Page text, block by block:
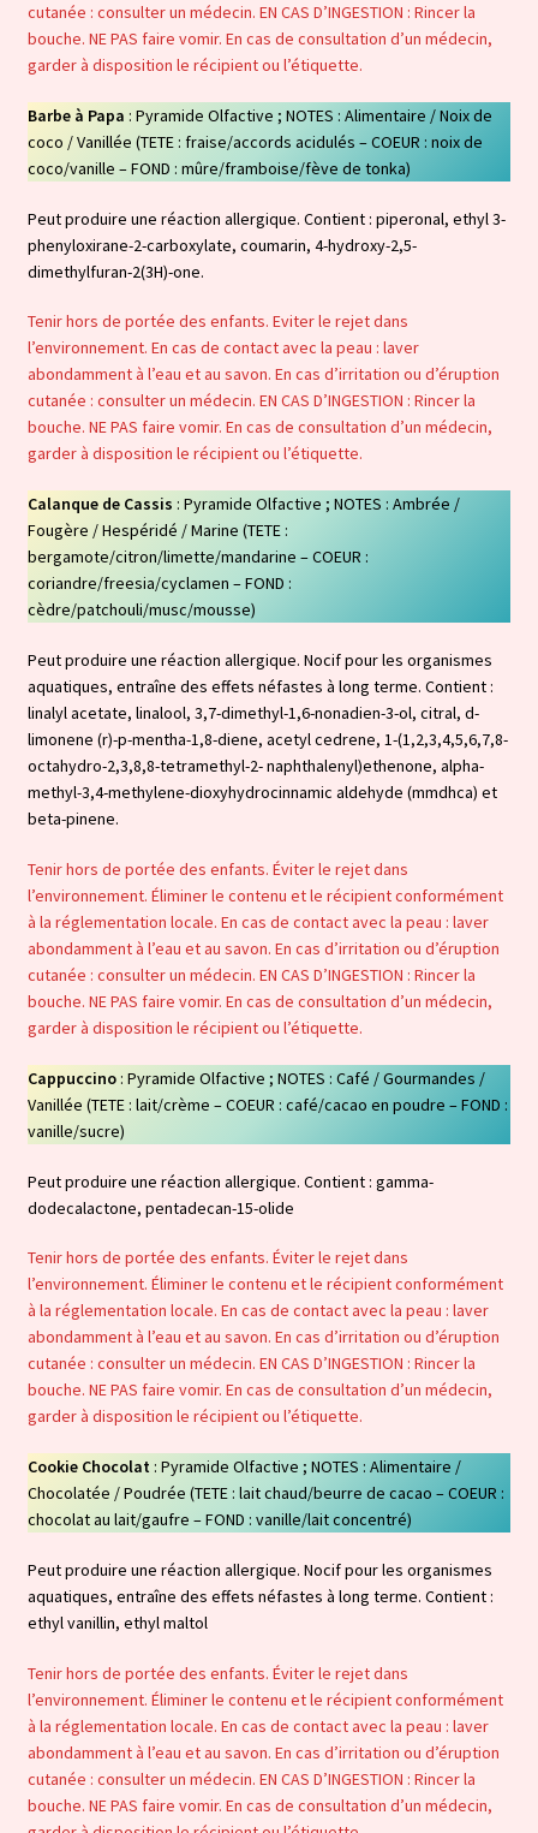
cutanée : consulter un médecin. EN CAS D’INGESTION : Rincer la
bouche. NE PAS faire vomir. En cas de consultation d’un médecin,
garder à disposition le récipient ou l’étiquette.
Barbe à Papa : Pyramide Olfactive ; NOTES : Alimentaire / Noix de
coco / Vanillée (TETE : fraise/accords acidulés – COEUR : noix de
coco/vanille – FOND : mûre/framboise/fève de tonka)
Peut produire une réaction allergique. Contient : piperonal, ethyl 3-
phenyloxirane-2-carboxylate, coumarin, 4-hydroxy-2,5-
dimethylfuran-2(3H)-one.
Tenir hors de portée des enfants. Eviter le rejet dans
l’environnement. En cas de contact avec la peau : laver
abondamment à l’eau et au savon. En cas d’irritation ou d’éruption
cutanée : consulter un médecin. EN CAS D’INGESTION : Rincer la
bouche. NE PAS faire vomir. En cas de consultation d’un médecin,
garder à disposition le récipient ou l’étiquette.
Calanque de Cassis : Pyramide Olfactive ; NOTES : Ambrée /
Fougère / Hespéridé / Marine (TETE :
bergamote/citron/limette/mandarine – COEUR :
coriandre/freesia/cyclamen – FOND :
cèdre/patchouli/musc/mousse)
Peut produire une réaction allergique. Nocif pour les organismes
aquatiques, entraîne des effets néfastes à long terme. Contient :
linalyl acetate, linalool, 3,7-dimethyl-1,6-nonadien-3-ol, citral, d-
limonene (r)-p-mentha-1,8-diene, acetyl cedrene, 1-(1,2,3,4,5,6,7,8-
octahydro-2,3,8,8-tetramethyl-2- naphthalenyl)ethenone, alpha-
methyl-3,4-methylene-dioxyhydrocinnamic aldehyde (mmdhca) et
beta-pinene.
Tenir hors de portée des enfants. Éviter le rejet dans
l’environnement. Éliminer le contenu et le récipient conformément
à la réglementation locale. En cas de contact avec la peau : laver
abondamment à l’eau et au savon. En cas d’irritation ou d’éruption
cutanée : consulter un médecin. EN CAS D’INGESTION : Rincer la
bouche. NE PAS faire vomir. En cas de consultation d’un médecin,
garder à disposition le récipient ou l’étiquette.
Cappuccino: Pyramide Olfactive ; NOTES : Café / Gourmandes /
Vanillée (TETE : lait/crème – COEUR : café/cacao en poudre – FOND :
vanille/sucre)
Peut produire une réaction allergique. Contient : gamma-
dodecalactone, pentadecan-15-olide
Tenir hors de portée des enfants. Éviter le rejet dans
l’environnement. Éliminer le contenu et le récipient conformément
à la réglementation locale. En cas de contact avec la peau : laver
abondamment à l’eau et au savon. En cas d’irritation ou d’éruption
cutanée : consulter un médecin. EN CAS D’INGESTION : Rincer la
bouche. NE PAS faire vomir. En cas de consultation d’un médecin,
garder à disposition le récipient ou l’étiquette.
Cookie Chocolat : Pyramide Olfactive ; NOTES : Alimentaire /
Chocolatée / Poudrée (TETE : lait chaud/beurre de cacao – COEUR :
chocolat au lait/gaufre – FOND : vanille/lait concentré)
Peut produire une réaction allergique. Nocif pour les organismes
aquatiques, entraîne des effets néfastes à long terme. Contient :
ethyl vanillin, ethyl maltol
Tenir hors de portée des enfants. Éviter le rejet dans
l’environnement. Éliminer le contenu et le récipient conformément
à la réglementation locale. En cas de contact avec la peau : laver
abondamment à l’eau et au savon. En cas d’irritation ou d’éruption
cutanée : consulter un médecin. EN CAS D’INGESTION : Rincer la
bouche. NE PAS faire vomir. En cas de consultation d’un médecin,